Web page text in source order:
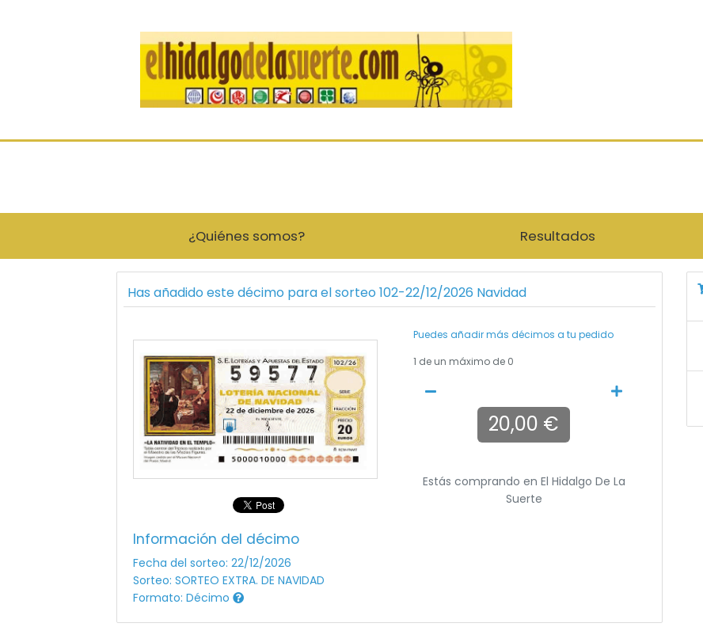
¿Quiénes somos? Resultados
Has añadido este décimo para el sorteo 102-22/12/2026 Navidad
Información del décimo
Fecha del sorteo: 22/12/2026
Sorteo: SORTEO EXTRA. DE NAVIDAD
Formato: Décimo
Puedes añadir más décimos a tu pedido
1 de un máximo de 0
20,00 €
Estás comprando en El Hidalgo De La
Suerte